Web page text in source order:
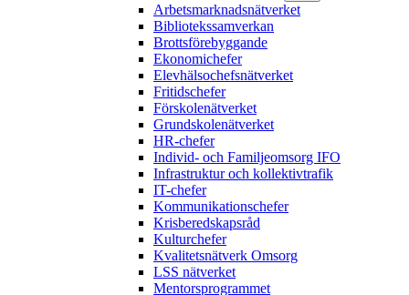
Arbetsmarknadsnätverket
Bibliotekssamverkan
Brottsförebyggande
Ekonomichefer
Elevhälsochefsnätverket
Fritidschefer
Förskolenätverket
Grundskolenätverket
HR-chefer
Individ- och Familjeomsorg IFO
Infrastruktur och kollektivtrafik
IT-chefer
Kommunikationschefer
Krisberedskapsråd
Kulturchefer
Kvalitetsnätverk Omsorg
LSS nätverket
Mentorsprogrammet